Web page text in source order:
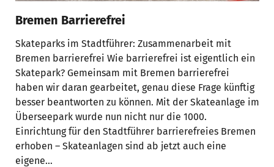
Bremen Barrierefrei
Skateparks im Stadtführer: Zusammenarbeit mit
Bremen barrierefrei Wie barrierefrei ist eigentlich ein
Skatepark? Gemeinsam mit Bremen barrierefrei
haben wir daran gearbeitet, genau diese Frage künftig
besser beantworten zu können. Mit der Skateanlage im
Überseepark wurde nun nicht nur die 1000.
Einrichtung für den Stadtführer barrierefreies Bremen
erhoben – Skateanlagen sind ab jetzt auch eine
eigene…